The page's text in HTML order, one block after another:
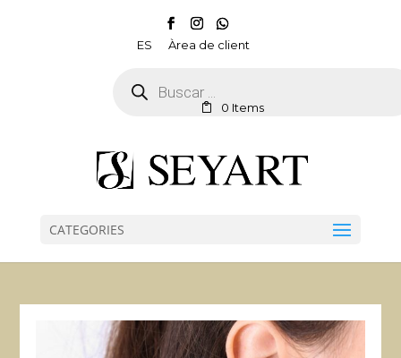
ES Àrea de client
search
0 Items
CATEGORIES